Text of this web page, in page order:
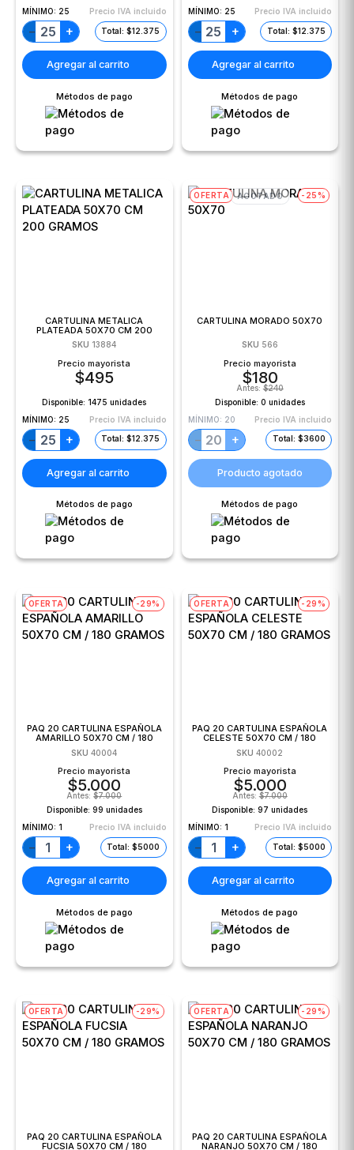
MÍNIMO: 25 Precio IVA incluido
− + Total: $12.375
Agregar al carrito
Métodos de pago
MÍNIMO: 25 Precio IVA incluido
− + Total: $12.375
Agregar al carrito
Métodos de pago
CARTULINA METALICA
PLATEADA 50X70 CM 200
GRAMOS
SKU 13884
Precio mayorista
$495
Disponible:1475 unidades
MÍNIMO: 25 Precio IVA incluido
− + Total: $12.375
Agregar al carrito
Métodos de pago
OFERTA -25%
AGOTADO
CARTULINA MORADO 50X70
SKU 566
Precio mayorista
$180
Antes:$240
Disponible: 0 unidades
MÍNIMO: 20 Precio IVA incluido
− + Total: $3600
Producto agotado
Métodos de pago
OFERTA -29%
PAQ 20 CARTULINA ESPAÑOLA
AMARILLO 50X70 CM / 180
GRAMOS
SKU 40004
Precio mayorista
$5.000
Antes:$7.000
Disponible: 99 unidades
MÍNIMO: 1 Precio IVA incluido
− + Total: $5000
Agregar al carrito
Métodos de pago
OFERTA -29%
PAQ 20 CARTULINA ESPAÑOLA
CELESTE 50X70 CM / 180
GRAMOS
SKU 40002
Precio mayorista
$5.000
Antes:$7.000
Disponible:97 unidades
MÍNIMO: 1 Precio IVA incluido
− + Total: $5000
Agregar al carrito
Métodos de pago
OFERTA -29%
PAQ 20 CARTULINA ESPAÑOLA
FUCSIA 50X70 CM / 180
OFERTA -29%
PAQ 20 CARTULINA ESPAÑOLA
NARANJO 50X70 CM / 180